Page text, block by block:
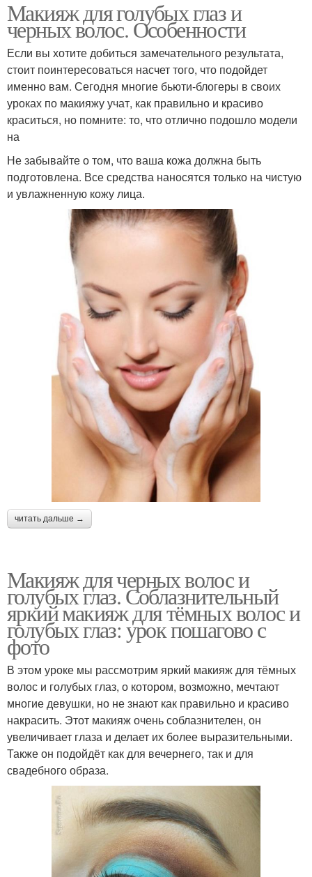
Макияж для голубых глаз и
черных волос. Особенности
Если вы хотите добиться замечательного результата,
стоит поинтересоваться насчет того, что подойдет
именно вам. Сегодня многие бьюти-блогеры в своих
уроках по макияжу учат, как правильно и красиво
краситься, но помните: то, что отлично подошло модели
на
Не забывайте о том, что ваша кожа должна быть
подготовлена. Все средства наносятся только на чистую
и увлажненную кожу лица.
читать дальше →
Макияж для черных волос и
голубых глаз. Соблазнительный
яркий макияж для тёмных волос и
голубых глаз: урок пошагово с
фото
В этом уроке мы рассмотрим яркий макияж для тёмных
волос и голубых глаз, о котором, возможно, мечтают
многие девушки, но не знают как правильно и красиво
накрасить. Этот макияж очень соблазнителен, он
увеличивает глаза и делает их более выразительными.
Также он подойдёт как для вечернего, так и для
свадебного образа.